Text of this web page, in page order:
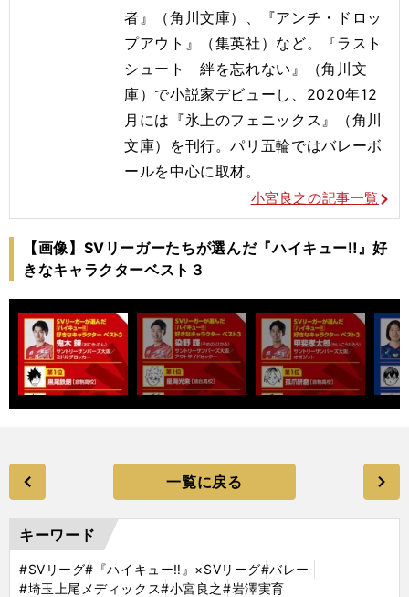
者』（角川文庫）、『アンチ・ドロッ
プアウト』（集英社）など。『ラスト
シュート 絆を忘れない』（角川文
庫）で小説家デビューし、2020年12
月には『氷上のフェニックス』（角川
文庫）を刊行。パリ五輪ではバレーボ
ールを中心に取材。
小宮良之の記事一覧
【画像】SVリーガーたちが選んだ『ハイキュー‼』好
きなキャラクターベスト３
一覧に戻る
キーワード
#SVリーグ#『ハイキュー‼』×SVリーグ#バレー
#埼玉上尾メディックス#小宮良之#岩澤実育